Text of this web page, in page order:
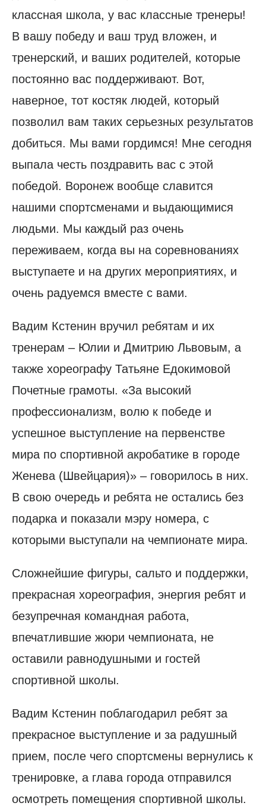
классная школа, у вас классные тренеры!
В вашу победу и ваш труд вложен, и
тренерский, и ваших родителей, которые
постоянно вас поддерживают. Вот,
наверное, тот костяк людей, который
позволил вам таких серьезных результатов
добиться. Мы вами гордимся! Мне сегодня
выпала честь поздравить вас с этой
победой. Воронеж вообще славится
нашими спортсменами и выдающимися
людьми. Мы каждый раз очень
переживаем, когда вы на соревнованиях
выступаете и на других мероприятиях, и
очень радуемся вместе с вами.
Вадим Кстенин вручил ребятам и их
тренерам – Юлии и Дмитрию Львовым, а
также хореографу Татьяне Едокимовой
Почетные грамоты. «За высокий
профессионализм, волю к победе и
успешное выступление на первенстве
мира по спортивной акробатике в городе
Женева (Швейцария)» – говорилось в них.
В свою очередь и ребята не остались без
подарка и показали мэру номера, с
которыми выступали на чемпионате мира.
Сложнейшие фигуры, сальто и поддержки,
прекрасная хореография, энергия ребят и
безупречная командная работа,
впечатлившие жюри чемпионата, не
оставили равнодушными и гостей
спортивной школы.
Вадим Кстенин поблагодарил ребят за
прекрасное выступление и за радушный
прием, после чего спортсмены вернулись к
тренировке, а глава города отправился
осмотреть помещения спортивной школы.